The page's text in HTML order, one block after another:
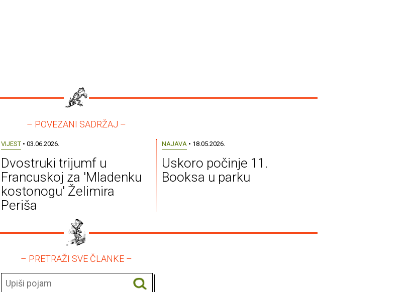
– POVEZANI SADRŽAJ –
VIJEST• 03.06.2026.
Dvostruki trijumf u
Francuskoj za 'Mladenku
kostonogu' Želimira
Periša
NAJAVA • 18.05.2026.
Uskoro počinje 11.
Booksa u parku
– PRETRAŽI SVE ČLANKE –